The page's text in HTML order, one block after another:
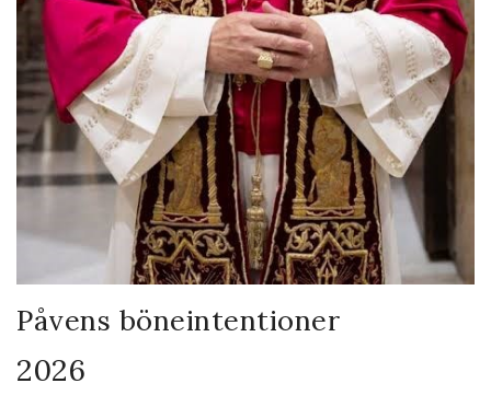
Påvens böneintentioner
2026